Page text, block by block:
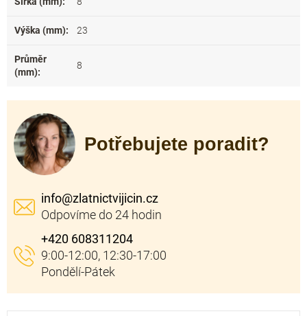
Výška (mm): 23
Průměr
(mm):
8
Potřebujete poradit?
info@zlatnictvijicin.cz
+420 608311204